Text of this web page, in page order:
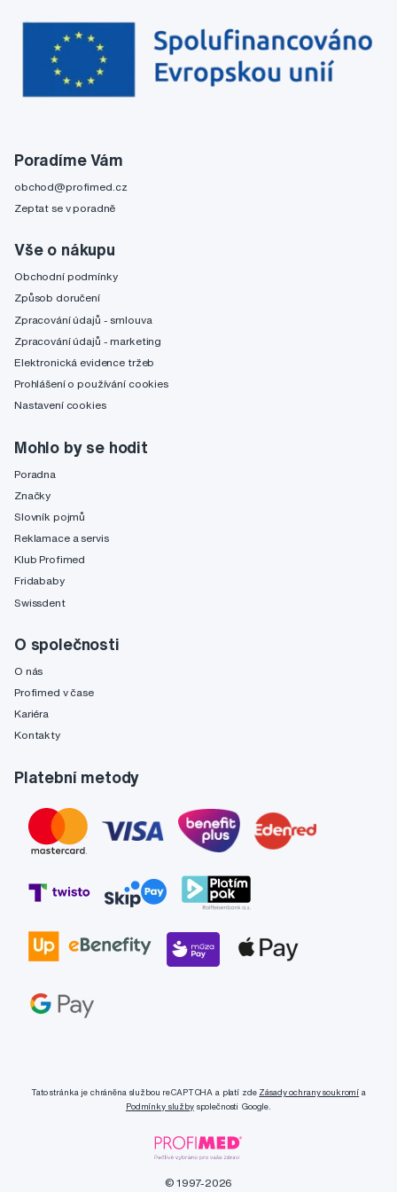
Poradíme Vám
obchod@profimed.cz
Zeptat se v poradně
Vše o nákupu
Obchodní podmínky
Způsob doručení
Zpracování údajů - smlouva
Zpracování údajů - marketing
Elektronická evidence tržeb
Prohlášení o používání cookies
Nastavení cookies
Mohlo by se hodit
Poradna
Značky
Slovník pojmů
Reklamace a servis
Klub Profimed
Fridababy
Swissdent
O společnosti
O nás
Profimed v čase
Kariéra
Kontakty
Platební metody
Tato stránka je chráněna službou reCAPTCHA a platí zde Zásady ochrany soukromí a
Podmínky službyspolečnosti Google.
© 1997-2026